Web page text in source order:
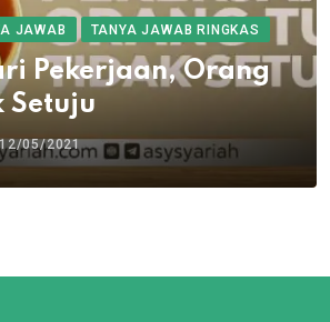
JAWAB TANYA JAWAB RINGKAS
Pekerjaan, Orang
Setuju
12/05/2021